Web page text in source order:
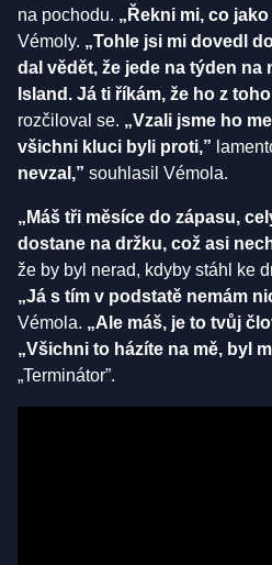
na pochodu. „Řekni mi, co
Vémoly. „Tohle jsi mi dovedl
dal vědět, že jede na týden
Island. Já ti říkám, že ho z
rozčiloval se. „Vzali jsme ho
všichni kluci byli proti,”
nevzal,” souhlasil Vémola.
„Máš tři měsíce do zápasu,
dostane na držku, což asi
že by byl nerad, kdyby stáhl ke
„Já s tím v podstatě nemám
Vémola. „Ale máš, je to tvůj
„Všichni to házíte na mě, byl
„Terminátor”.